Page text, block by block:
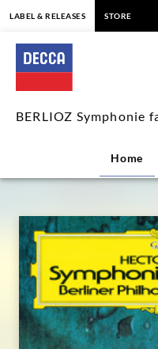
BERLIOZ
Symphonie
fantastique
Karajan
Decca
Classics
LABEL & RELEASES STORE
BERLIOZ Symphonie
Home